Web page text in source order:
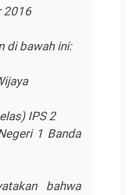
2016
di bawah ini:
IPS 2
1 Banda
bahwa